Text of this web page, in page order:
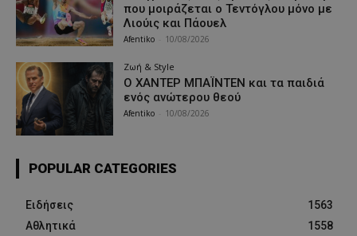
που μοιράζεται ο Τεντόγλου μόνο με
Λιούις και Πάουελ
Afentiko 10/08/2026
Ζωή & Style
Ο ΧΑΝΤΕΡ ΜΠΑΪΝΤΕΝ και τα παιδιά
ενός ανώτερου θεού
Afentiko 10/08/2026
POPULAR CATEGORIES
Ειδήσεις
1563
Αθλητικά
1558